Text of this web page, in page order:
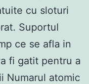
cu sloturi
Suportul
ce se afla in
fi gatit pentru a
Numarul atomic